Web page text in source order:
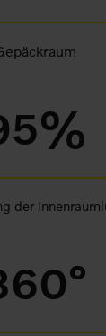
der